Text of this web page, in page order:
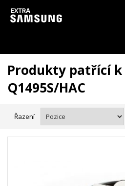
Vzhledem k aktuální situaci se může
zpozdit. Děkujeme
Produkty patřící k
Q1495S/HAC
Řazení